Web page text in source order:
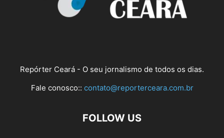
Repórter Ceará - O seu jornalismo de todos os dias.
Fale conosco:: contato@reporterceara.com.br
FOLLOW US